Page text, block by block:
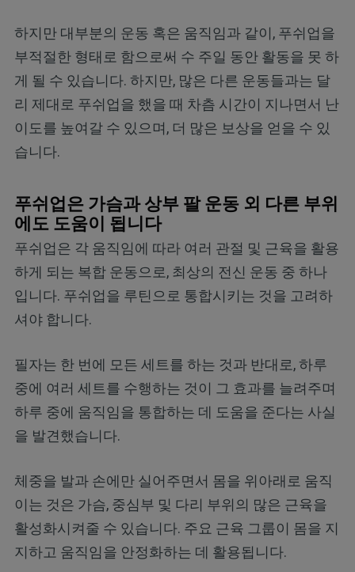
하지만 대부분의 운동 혹은 움직임과 같이, 푸쉬업을
부적절한 형태로 함으로써 수 주일 동안 활동을 못 하
게 될 수 있습니다. 하지만, 많은 다른 운동들과는 달
리 제대로 푸쉬업을 했을 때 차츰 시간이 지나면서 난
이도를 높여갈 수 있으며, 더 많은 보상을 얻을 수 있
습니다.
푸쉬업은 가슴과 상부 팔 운동 외 다른 부위
에도 도움이 됩니다
푸쉬업은 각 움직임에 따라 여러 관절 및 근육을 활용
하게 되는 복합 운동으로, 최상의 전신 운동 중 하나
입니다. 푸쉬업을 루틴으로 통합시키는 것을 고려하
셔야 합니다.
필자는 한 번에 모든 세트를 하는 것과 반대로, 하루
중에 여러 세트를 수행하는 것이 그 효과를 늘려주며
하루 중에 움직임을 통합하는 데 도움을 준다는 사실
을 발견했습니다.
체중을 발과 손에만 실어주면서 몸을 위아래로 움직
이는 것은 가슴, 중심부 및 다리 부위의 많은 근육을
활성화시켜줄 수 있습니다. 주요 근육 그룹이 몸을 지
지하고 움직임을 안정화하는 데 활용됩니다.